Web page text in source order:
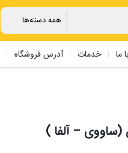
ما خدمات آدرس فروشگاه
(ساووی – آلفا )